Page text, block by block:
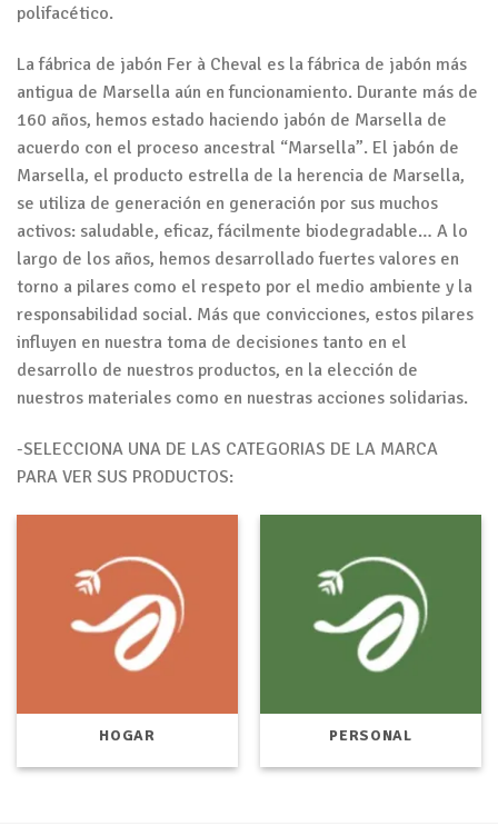
polifacético.
La fábrica de jabón Fer à Cheval es la fábrica de jabón más
antigua de Marsella aún en funcionamiento. Durante más de
160 años, hemos estado haciendo jabón de Marsella de
acuerdo con el proceso ancestral “Marsella”. El jabón de
Marsella, el producto estrella de la herencia de Marsella,
se utiliza de generación en generación por sus muchos
activos: saludable, eficaz, fácilmente biodegradable… A lo
largo de los años, hemos desarrollado fuertes valores en
torno a pilares como el respeto por el medio ambiente y la
responsabilidad social. Más que convicciones, estos pilares
influyen en nuestra toma de decisiones tanto en el
desarrollo de nuestros productos, en la elección de
nuestros materiales como en nuestras acciones solidarias.
-SELECCIONA UNA DE LAS CATEGORIAS DE LA MARCA
PARA VER SUS PRODUCTOS:
HOGAR PERSONAL